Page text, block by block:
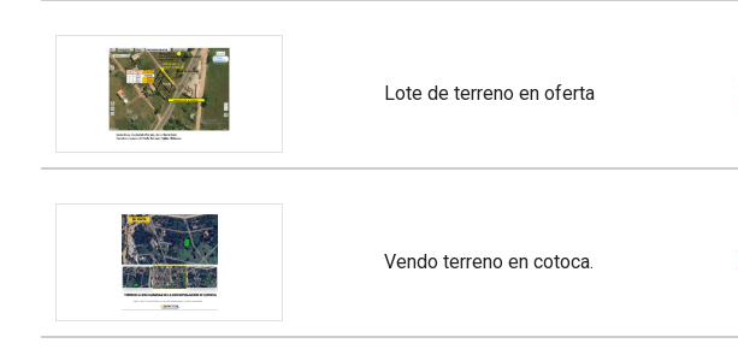
lote de terreno en oferta
vendo terreno en cotoca.